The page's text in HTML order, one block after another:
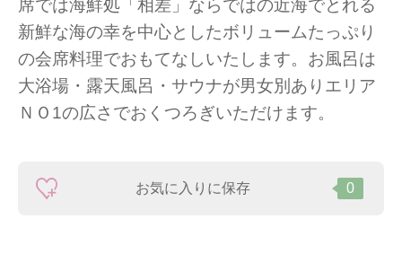
席では海鮮処「相差」ならではの近海でとれる
新鮮な海の幸を中心としたボリュームたっぷり
の会席料理でおもてなしいたします。お風呂は
大浴場・露天風呂・サウナが男女別ありエリア
ＮＯ1の広さでおくつろぎいただけます。
お気に入りに保存 0